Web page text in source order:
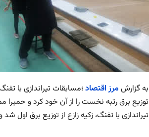
به گزارش مرز اقتصاد؛مسابقات تیراندازی با
توزیع برق رتبه نخست را از آن خود کرد و
تیراندازی با تفنگ، زکیه زازع از توزیع برق